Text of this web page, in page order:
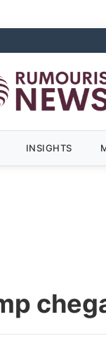
INSIGHTS